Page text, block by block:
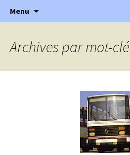
l'Automobile
l'automobile ancienne :
…
Menu
Archives par mot-